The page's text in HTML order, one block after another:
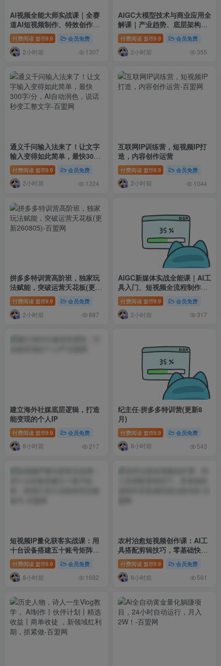
AI视频全能大师实战课｜全赛
道AI短视频制作、特效创作、
场景变现零基础全套教程
付费阅读 盟币9.9 会员免费
2小时前 1307
AIGC大模型技术与商业应用全
解课｜产业趋势、底层架构、
MaaS商业模式、全行业场景
落地实战教程
付费阅读 盟币9.9 会员免费
2小时前 355
通义千问输入法来了！让文字
输入变得如此简单，最快300
字/分，AI自动润色，说话秒变
工整文字
付费阅读 盟币9.9 会员免费
2小时前 1224
互联网IP训练营，短视频IP打
造，内容创作运营
付费阅读 盟币9.9 会员免费
2小时前 1044
拼多多特训营高阶班，独家玩
法赋能，突破运营天花板(更新
260805)
付费阅读 盟币9.9 会员免费
2小时前 887
AIGC新媒体实战全能课｜AI工
具入门、短视频全流程制作、
主流绘图软件实操、数字人商
业视频落地教程
付费阅读 盟币9.9 会员免费
2小时前 317
建立海外社媒底层逻辑，打造
能变现的个人IP
付费阅读 盟币9.9 会员免费
8小时前 217
纪主任·拼多多特训营(更新8
月)
付费阅读 盟币9.9 会员免费
8小时前 543
短视频IP量化获客实战课：用
十台设备搭建五十账号矩阵，
精准打造引流接单型流量账号
付费阅读 盟币9.9 会员免费
8小时前 1682
农村治愈短视频创作课：AI工
具搭配剪辑技巧，零基础快速
制作高质感田园治愈内容
付费阅读 盟币9.9 会员免费
8小时前 561